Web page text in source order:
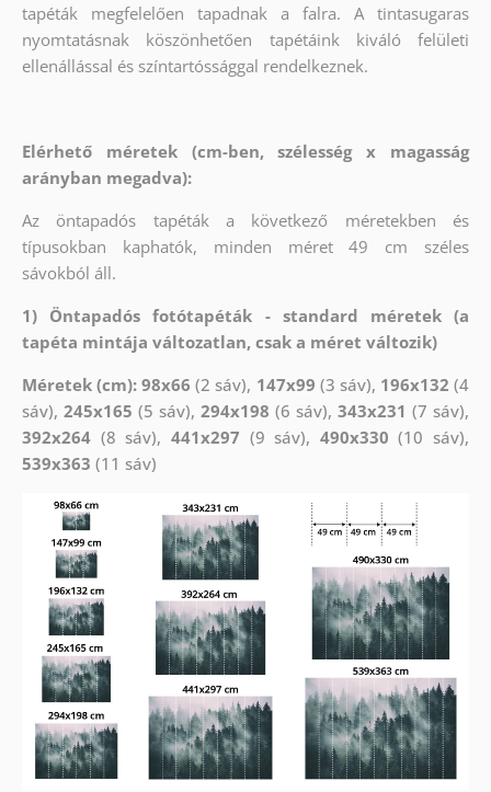
tapéták megfelelően tapadnak a falra. A tintasugaras
nyomtatásnak köszönhetően tapétáink kiváló felületi
ellenállással és színtartóssággal rendelkeznek.
Elérhető méretek (cm-ben, szélesség x magasság
arányban megadva):
Az öntapadós tapéták a következő méretekben és
típusokban kaphatók, minden méret 49 cm széles
sávokból áll.
1) Öntapadós fotótapéták - standard méretek (a
tapéta mintája változatlan, csak a méret változik)
Méretek (cm): 98x66 (2 sáv), 147x99 (3 sáv), 196x132 (4
sáv), 245x165 (5 sáv),294x198 (6 sáv),343x231 (7 sáv),
392x264(8 sáv), 441x297 (9 sáv), 490x330 (10 sáv),
539x363 (11 sáv)